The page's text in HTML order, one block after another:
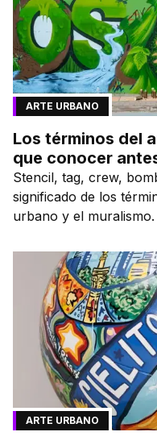
ARTE URBANO
Los términos del
que conocer
Stencil, tag, crew,
significado de los
urbano y el muralismo.
ARTE URBANO